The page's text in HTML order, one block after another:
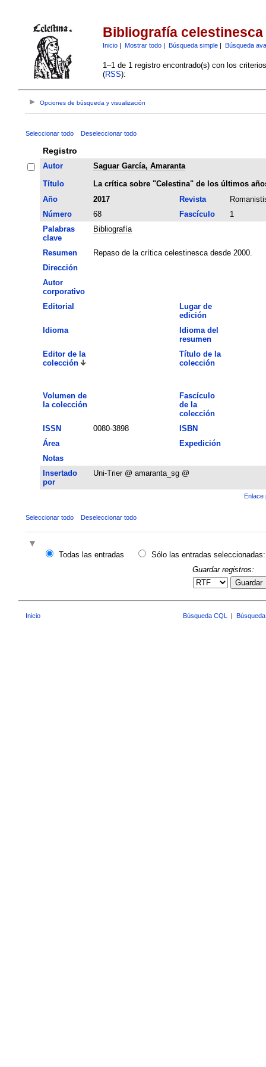
Bibliografía celestinesca
Inicio| Mostrar todo| Búsqueda simple| Búsqueda
1–1 de 1 registro encontrado(s) con los
(RSS):
Opciones de búsqueda y visualización
Seleccionar todo Deseleccionar todo
Registro
Autor
Saguar García, Amaranta
Título
La crítica sobre "Celestina" de los últimos
Año
2017 Revista
Número
68 Fascículo
1
Palabras
clave
Bibliografía
Resumen
Repaso de la crítica celestinesca desde 2000.
Dirección
Autor
corporativo
Editorial
Lugar de
edición
Idioma
Idioma del
resumen
Editor de la
colección
Título de la
colección
Volumen de
la colección
Fascículo
de la
colección
ISSN
0080-3898
ISBN
Área
Expedición
Notas
Insertado
por
Uni-Trier @ amaranta_sg @
Enlace
Seleccionar todo Deseleccionar todo
Todas las entradas
Sólo las entradas seleccionadas:
Guardar registros:
Guardar
Inicio Búsqueda CQL